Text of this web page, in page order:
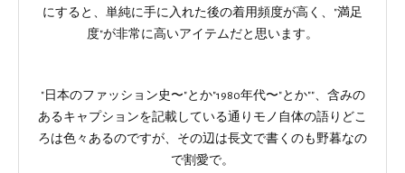
にすると、単純に手に入れた後の着用頻度が高く、"満足
度"が非常に高いアイテムだと思います。
"日本のファッション史〜"とか"1980年代〜"とか""、含みの
あるキャプションを記載している通りモノ自体の語りどこ
ろは色々あるのですが、その辺は長文で書くのも野暮なの
で割愛で。